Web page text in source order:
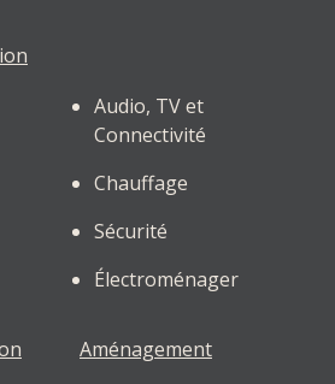
Audio, TV et
Connectivité
Chauffage
Sécurité
Électroménager
Aménagement